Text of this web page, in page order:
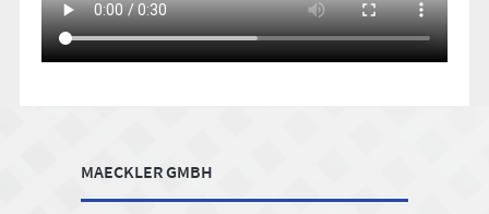
FooterMAECKLER GMBH